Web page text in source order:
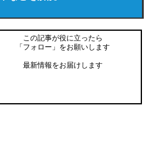
この記事が役に立ったら
「フォロー」をお願いします
最新情報をお届けします